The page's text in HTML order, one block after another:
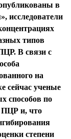
в
исследователи
типов
В связи с
на
сейчас ученые
способов по
ПЦР и, что
степени